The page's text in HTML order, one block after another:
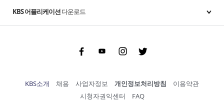
KBS 어플리케이션다운로드
FacebookYoutubeInstgram Twitter
KBS소개 채용 사업자정보 개인정보처리방침
이용약관
시청자권익센터
FAQ